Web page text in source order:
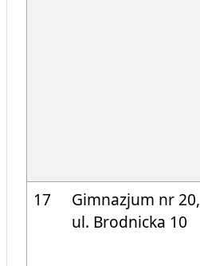
17
Gimnazjum nr 20,
ul. Brodnicka 10